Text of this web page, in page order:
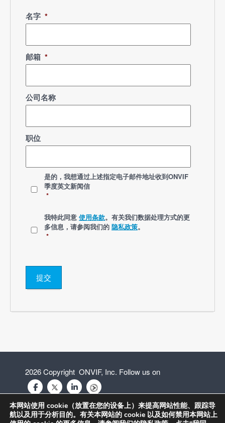
名字 *
邮箱 *
公司名称
职位
择
语
是的，我想通过上述指定电子邮件地址收到ONVIF
季度英文新闻信
*
我特此同意 使用条款。有关我们数据处理方式的更
多信息，请参阅我们的 隐私政策。
*
提交
2026 Copyright ONVIF, Inc. Follow us on
本网站使用 cookie（放置在您的设备上）来提高网站性能、跟踪导
航以及用于分析目的。有关本网站的 cookie 以及如何禁用本网站上